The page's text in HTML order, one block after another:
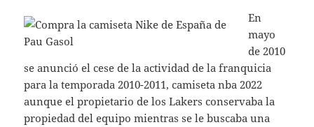
En
mayo
de 2010
se anunció el cese de la actividad de la franquicia
para la temporada 2010-2011, camiseta nba 2022
aunque el propietario de los Lakers conservaba la
propiedad del equipo mientras se le buscaba una